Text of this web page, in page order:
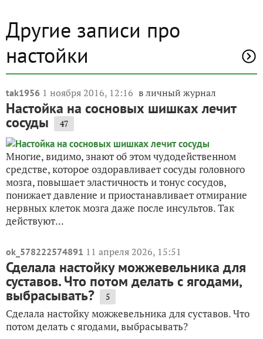
Другие записи про
настойки
tak1956 1 ноября 2016, 12:16 в личный журнал
Настойка на сосновых шишках лечит
сосуды 47
Многие, видимо, знают об этом чудодейственном
средстве, которое оздоравливает сосуды головного
мозга, повышает эластичность и тонус сосудов,
понижает давление и приостанавливает отмирание
нервных клеток мозга даже после инсультов. Так
действуют...
ok_578222574891 11 апреля 2026, 15:51
Сделала настойку можжевельника для
суставов. Что потом делать с ягодами,
выбрасывать? 5
Сделала настойку можжевельника для суставов. Что
потом делать с ягодами, выбрасывать?